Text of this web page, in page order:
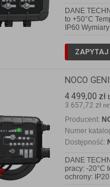
DANE
to +50°C
IP60
ZAPYTAJ
NOCO
4 499,00 zł
3 657,72 zł
Producent:
Numer
Dostępność:
DANE
pracy: -20°C
ochrony: